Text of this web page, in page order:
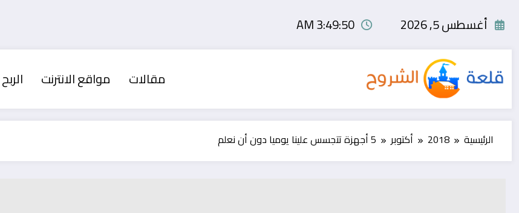
أغسطس 5, 2026 3:49:51 AM
مقالات مواقع الانترنت
الرئيسية 2018 أكتوبر 5 أجهزة تتجسس علينا يوميا دون أن نعلم